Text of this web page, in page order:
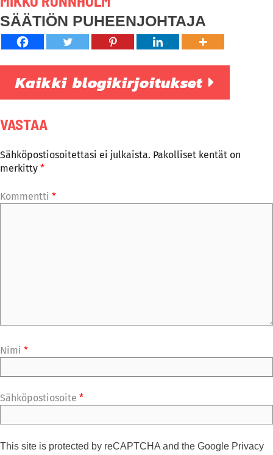
SÄÄTIÖN PUHEENJOHTAJA
Kaikki blogikirjoitukset
VASTAA
Sähköpostiosoitettasi ei julkaista. Pakolliset kentät on
merkitty *
Kommentti *
Nimi *
Sähköpostiosoite *
This site is protected by reCAPTCHA and the Google Privacy